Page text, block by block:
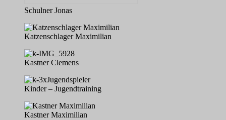
Schulner Jonas
Katzenschlager Maximilian
Kastner Clemens
Kinder – Jugendtraining
Kastner Maximilian